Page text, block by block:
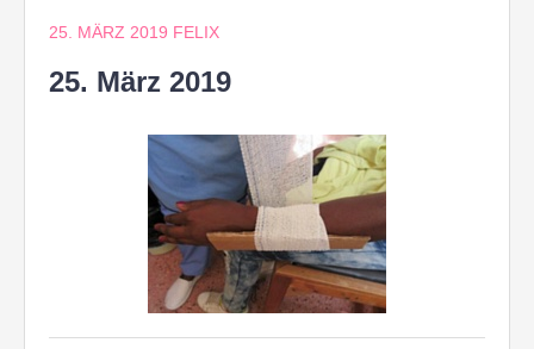
25. MÄRZ 2019 FELIX
25. März 2019